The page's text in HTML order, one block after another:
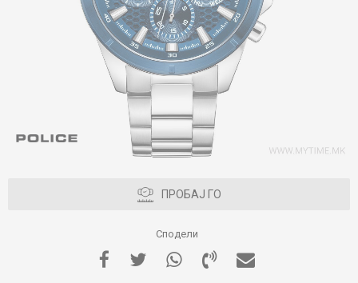
ПРОБАЈ ГО
Сподели